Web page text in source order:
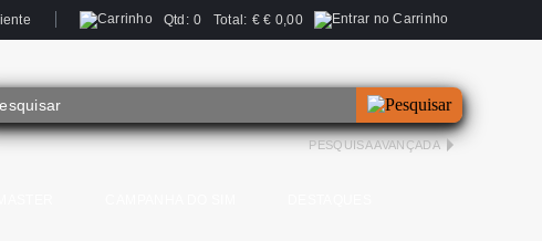
Qtd: 0 Total: €€ 0,00
PESQUISA AVANÇADA